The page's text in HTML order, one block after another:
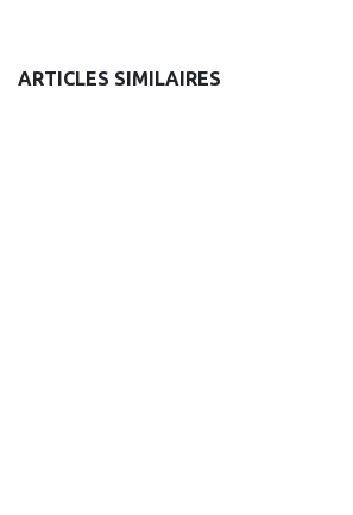
ARTICLES SIMILAIRES